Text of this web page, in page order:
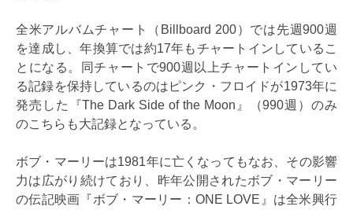
全米アルバムチャート（Billboard 200）では先週900週
を達成し、年換算では約17年もチャートインしているこ
とになる。同チャートで900週以上チャートインしてい
る記録を保持しているのはピンク・フロイドが1973年に
発売した『The Dark Side of the Moon』（990週）のみ
のこちらも大記録となっている。
ボブ・マーリーは1981年に亡くなってもなお、その影響
力は広がり続けており、昨年公開されたボブ・マーリー
の伝記映画『ボブ・マーリー：ONE LOVE』は全米興行